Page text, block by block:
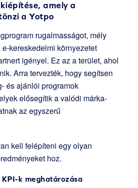
amely a
a Yotpo
rugalmasságot, mély
kereskedelmi környezetet
igényel. Ez az a terület, ahol
Arra tervezték, hogy segítsen
és ajánlói programok
elősegítik a valódi márka-
az egyszerű
kell felépíteni egy olyan
hoz.
KPI-k meghatározása